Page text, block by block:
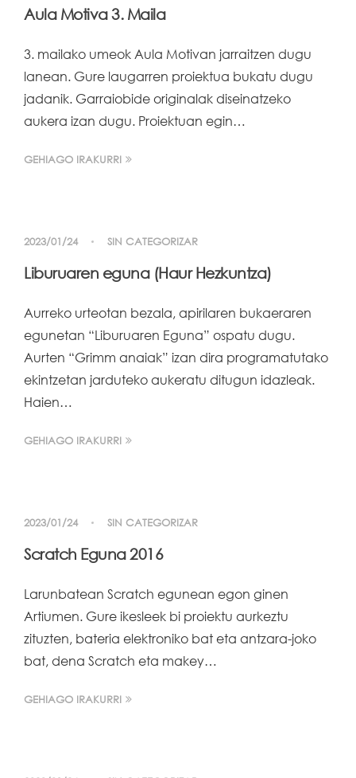
Aula Motiva 3. Maila
3. mailako umeok Aula Motivan jarraitzen dugu
lanean. Gure laugarren proiektua bukatu dugu
jadanik. Garraiobide originalak diseinatzeko
aukera izan dugu. Proiektuan egin…
GEHIAGO IRAKURRI
2023/01/24 SIN CATEGORIZAR
Liburuaren eguna (Haur Hezkuntza)
Aurreko urteotan bezala, apirilaren bukaeraren
egunetan “Liburuaren Eguna” ospatu dugu.
Aurten “Grimm anaiak” izan dira programatutako
ekintzetan jarduteko aukeratu ditugun idazleak.
Haien…
GEHIAGO IRAKURRI
2023/01/24 SIN CATEGORIZAR
Scratch Eguna 2016
Larunbatean Scratch egunean egon ginen
Artiumen. Gure ikesleek bi proiektu aurkeztu
zituzten, bateria elektroniko bat eta antzara-joko
bat, dena Scratch eta makey…
GEHIAGO IRAKURRI